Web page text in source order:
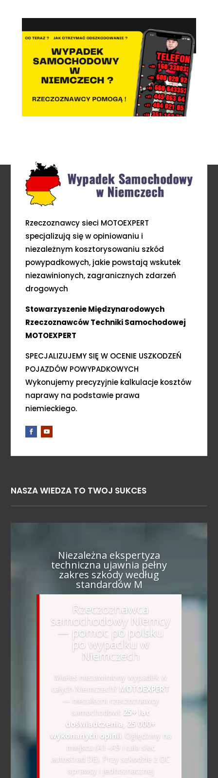
Rzeczoznawcy sieci MOTOEXPERT
specjalizują się w opiniowaniu i
niezależnym kosztorysowaniu szkód
powypadkowych, jakie powstają wskutek
niezawinionych, zagranicznych zdarzeń
drogowych
Stowarzyszenie Międzynarodowych
Rzeczoznawców Techniki Samochodowej
MOTOEXPERT
SPECJALIZUJEMY SIĘ W OCENIE USZKODZEŃ
POJAZDÓW POWYPADKOWYCH
Wykonujemy precyzyjnie kalkulacje kosztów
naprawy na podstawie prawa
niemieckiego.
NASZA WIEDZA TO TWOJ SUKCES
Niezależna ekspertyza
techniczna ujawnia pełny
zakres szkody według
standardów M
Rzeczoznawca
samochodowy Niemcy
— pomoc po polsku
po wypadku w
Niemczech
Miałeś niezawiniony wypadek w
całych Niemczech? MOTOEXPERT
— niezależni rzeczoznawcy
samochodowi: 25+ lat
doświadczenia, 25 000+
wykonanych opinii . Oględziny na
miejscu (A1–A9 i cała sieć
autostrad DE). Przy szkodzie z OC
sprawcy i jednoznacznej